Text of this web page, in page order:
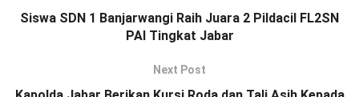
Siswa SDN 1 Banjarwangi Raih Juara 2 Pildacil FL2SN
PAI Tingkat Jabar
Next Post